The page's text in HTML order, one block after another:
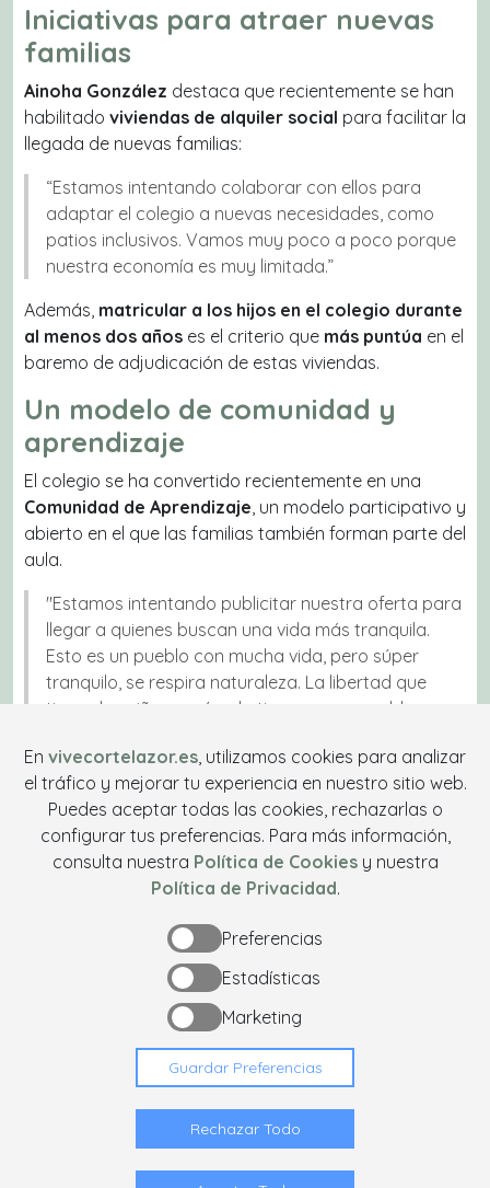
Iniciativas para atraer nuevas
familias
Ainoha González destaca que recientemente se han
habilitado viviendas de alquiler social para facilitar la
llegada de nuevas familias:
“Estamos intentando colaborar con ellos para
adaptar el colegio a nuevas necesidades, como
patios inclusivos. Vamos muy poco a poco porque
nuestra economía es muy limitada.”
Además, matricular a los hijos en el colegio durante
al menos dos años es el criterio que más puntúa en el
baremo de adjudicación de estas viviendas.
Un modelo de comunidad y
aprendizaje
El colegio se ha convertido recientemente en una
Comunidad de Aprendizaje , un modelo participativo y
abierto en el que las familias también forman parte del
aula.
"Estamos intentando publicitar nuestra oferta para
llegar a quienes buscan una vida más tranquila.
Esto es un pueblo con mucha vida, pero súper
tranquilo, se respira naturaleza. La libertad que
tienen los niños aquí no la tienen en un pueblo
González.
En definitiva, elcolegio de Cortelazor no es solo un
lugar donde se aprende.
Es un espacio donde sevive, se convivey se
construye futuro.
Y ahora, más que nunca, necesita ser
Cortelazor y Sierra de Aracena
Privacidad- Cookies
En vivecortelazor.es, utilizamos cookies para analizar
el tráfico y mejorar tu experiencia en nuestro sitio web.
Puedes aceptar todas las cookies, rechazarlas o
configurar tus preferencias. Para más información,
consulta nuestra Política de Cookiesy nuestra
Política de Privacidad.
Preferencias
Estadísticas
Marketing
Guardar Preferencias
Rechazar Todo